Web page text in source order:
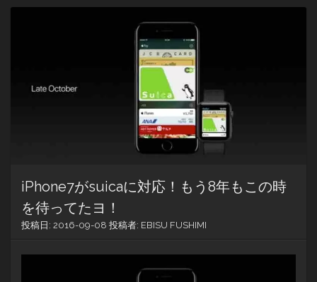
iPhone7がsuicaに対応！もう8年もこの時
を待ってたヨ！
投稿日: 2016-09-08 投稿者: EBISU FUSHIMI